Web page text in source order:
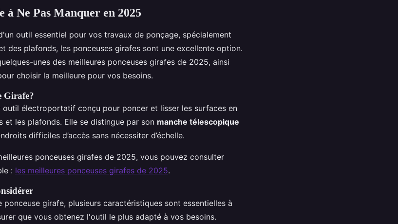
à Ne Pas Manquer en 2025
outil essentiel pour vos travaux de ponçage, spécialement
des plafonds, les ponceuses girafes sont une excellente option.
unes des meilleures ponceuses girafes de 2025, ainsi
choisir la meilleure pour vos besoins.
Girafe?
outil électroportatif conçu pour poncer et lisser les surfaces en
et les plafonds. Elle se distingue par son manche télescopique
difficiles d’accès sans nécessiter d’échelle.
ponceuses girafes de 2025, vous pouvez consulter
: les meilleures ponceuses girafes de 2025.
ponceuse girafe, plusieurs caractéristiques sont essentielles à
que vous obtenez l'outil le plus adapté à vos besoins.